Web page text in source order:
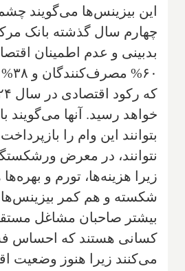
این بیزینس‌ها می‌گویند
چهارم سال گذشته بانک
بدبینی و عدم اطمینان
خواهد رسید. آنها می‌گویند
بتوانند این وام را
نتوانند، در معرض
زیرا هزینه‌ها، تورم و
شکسته و هم کمر بیزینس‌ها
بیشتر صاحبان مشاغل
کسانی هستند که احساس
می‌کنند زیرا هنوز وضعیت